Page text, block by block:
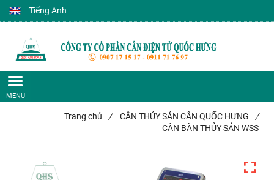
Tiếng Anh
Trang chủ / CÂN THỦY SẢN CÂN QUỐC HƯNG
/
CÂN BÀN THỦY SẢN WSS